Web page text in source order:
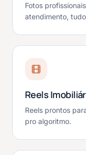
Fotos
atendimento,
Reels
Reels prontos
pro algoritmo.